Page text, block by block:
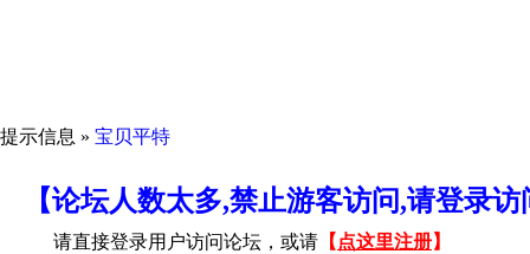
提示信息 » 宝贝平特
【论坛人数太多,禁止游客访问,请登录
请直接登录用户访问论坛，或请 【 点这里注册】